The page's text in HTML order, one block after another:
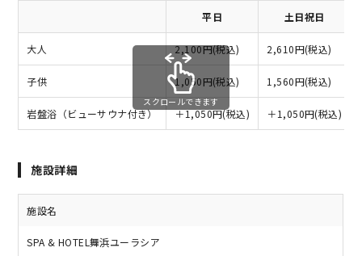
平日 土日祝日
大人 2,100円(税込) 2,610円(税込)
子供 1,050円(税込) 1,560円(税込)
岩盤浴（ビューサウナ付き） ＋1,050円(税込) ＋1,050円(税込)
スクロールできます
施設詳細
施設名
SPA & HOTEL舞浜ユーラシア